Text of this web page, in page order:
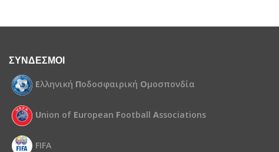
ΣΥΝΔΕΣΜΟΙ
Ελληνική Ποδοσφαιρική Ομοσπονδία
Union of European Football Associations
FIFA